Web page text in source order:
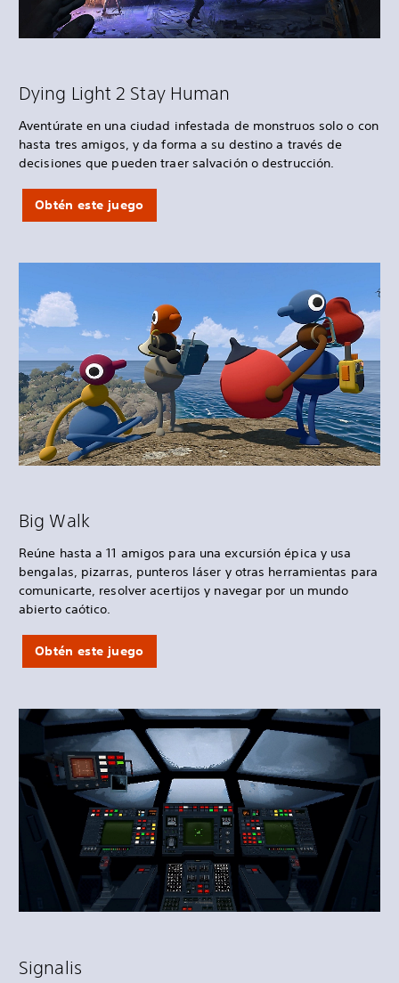
Dying Light 2 Stay Human
Aventúrate en una ciudad infestada de monstruos solo o con
hasta tres amigos, y da forma a su destino a través de
decisiones que pueden traer salvación o destrucción.
Obtén este juego
Big Walk
Reúne hasta a 11 amigos para una excursión épica y usa
bengalas, pizarras, punteros láser y otras herramientas para
comunicarte, resolver acertijos y navegar por un mundo
abierto caótico.
Obtén este juego
Signalis